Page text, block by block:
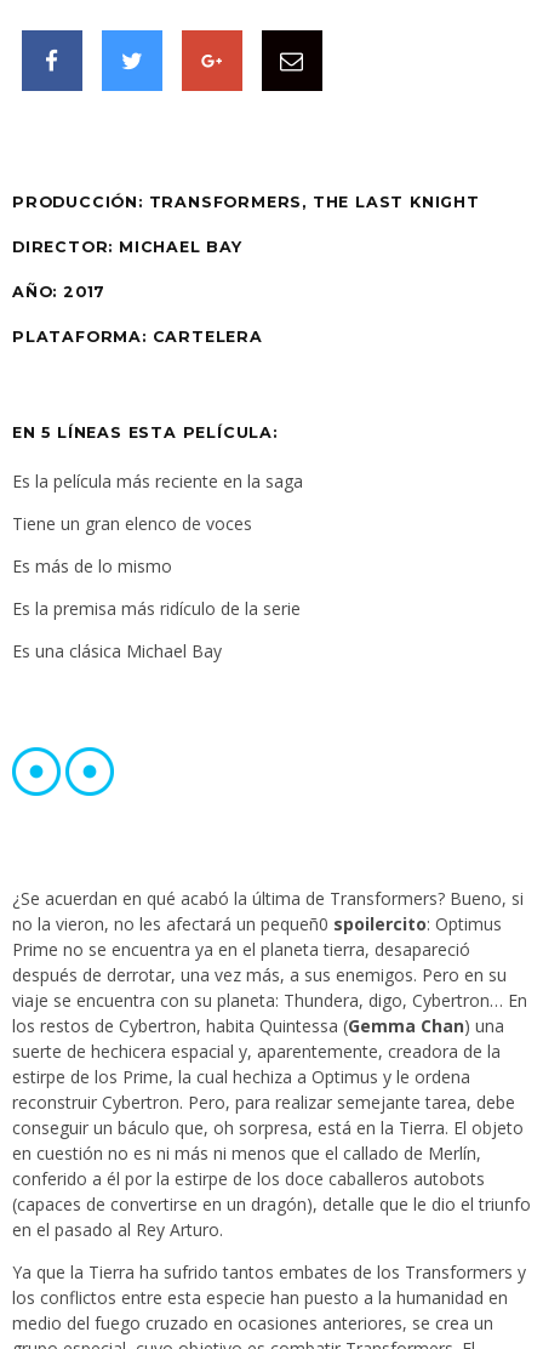
PRODUCCIÓN: TRANSFORMERS, THE LAST KNIGHT
DIRECTOR: MICHAEL BAY
AÑO: 2017
PLATAFORMA: CARTELERA
EN 5 LÍNEAS ESTA PELÍCULA:
Es la película más reciente en la saga
Tiene un gran elenco de voces
Es más de lo mismo
Es la premisa más ridículo de la serie
Es una clásica Michael Bay
¿Se acuerdan en qué acabó la última de Transformers? Bueno, si
no la vieron, no les afectará un pequeñ0 spoilercito: Optimus
Prime no se encuentra ya en el planeta tierra, desapareció
después de derrotar, una vez más, a sus enemigos. Pero en su
viaje se encuentra con su planeta: Thundera, digo, Cybertron… En
los restos de Cybertron, habita Quintessa (Gemma Chan) una
suerte de hechicera espacial y, aparentemente, creadora de la
estirpe de los Prime, la cual hechiza a Optimus y le ordena
reconstruir Cybertron. Pero, para realizar semejante tarea, debe
conseguir un báculo que, oh sorpresa, está en la Tierra. El objeto
en cuestión no es ni más ni menos que el callado de Merlín,
conferido a él por la estirpe de los doce caballeros autobots
(capaces de convertirse en un dragón), detalle que le dio el triunfo
en el pasado al Rey Arturo.
Ya que la Tierra ha sufrido tantos embates de los Transformers y
los conflictos entre esta especie han puesto a la humanidad en
medio del fuego cruzado en ocasiones anteriores, se crea un